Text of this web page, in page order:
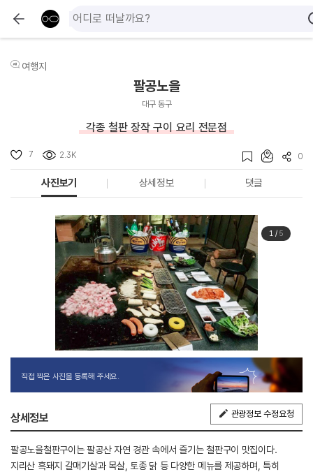
여행지
팔공노을
대구 동구
각종 철판 장작 구이 요리 전문점
7 2.3K 0
사진보기 상세정보 댓글
1/ 5
직접 찍은 사진을 등록해 주세요.
상세정보 관광정보 수정요청
팔공노을철판구이는 팔공산 자연 경관 속에서 즐기는 철판구이 맛집이다.
지리산 흑돼지 갈매기살과 목살, 토종 닭 등 다양한 메뉴를 제공하며, 특히